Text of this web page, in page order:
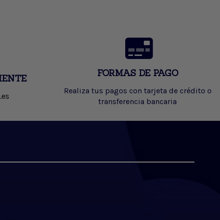
FORMAS DE PAGO
Realiza tus pagos con tarjeta de crédito o
transferencia bancaria